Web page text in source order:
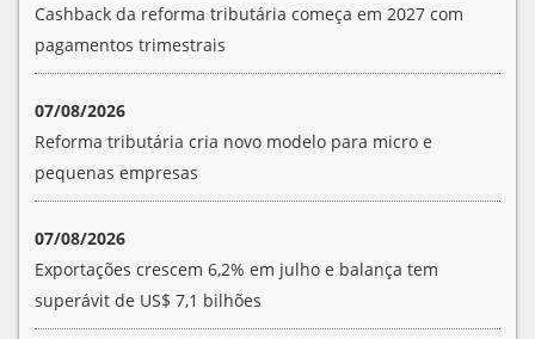
Cashback da reforma tributária começa em 2027 com
pagamentos trimestrais
07/08/2026
Reforma tributária cria novo modelo para micro e
pequenas empresas
07/08/2026
Exportações crescem 6,2% em julho e balança tem
superávit de US$ 7,1 bilhões